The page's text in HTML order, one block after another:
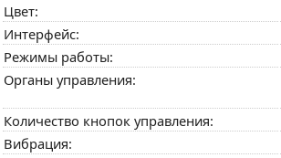
Цвет:
Интерфейс:
Режимы работы:
Органы управления:
Количество кнопок управления:
Вибрация: